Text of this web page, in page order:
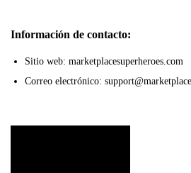
Información de contacto:
Sitio web: marketplacesuperheroes.com
Correo electrónico: